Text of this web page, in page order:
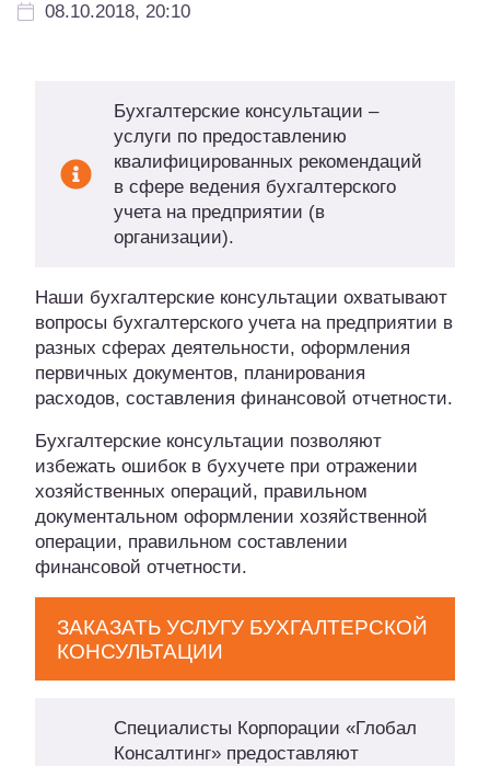
08.10.2018, 20:10
Бухгалтерские консультации –
услуги по предоставлению
квалифицированных рекомендаций
в сфере ведения бухгалтерского
учета на предприятии (в
организации).
Наши бухгалтерские консультации охватывают
вопросы бухгалтерского учета на предприятии в
разных сферах деятельности, оформления
первичных документов, планирования
расходов, составления финансовой отчетности.
Бухгалтерские консультации позволяют
избежать ошибок в бухучете при отражении
хозяйственных операций, правильном
документальном оформлении хозяйственной
операции, правильном составлении
финансовой отчетности.
ЗАКАЗАТЬ УСЛУГУ БУХГАЛТЕРСКОЙ
КОНСУЛЬТАЦИИ
Специалисты Корпорации «Глобал
Консалтинг» предоставляют